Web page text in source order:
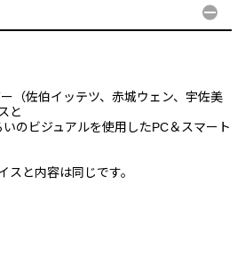
（佐伯イッテツ、赤城ウェン、宇佐美
と
のビジュアルを使用したPC＆スマート
と内容は同じです。